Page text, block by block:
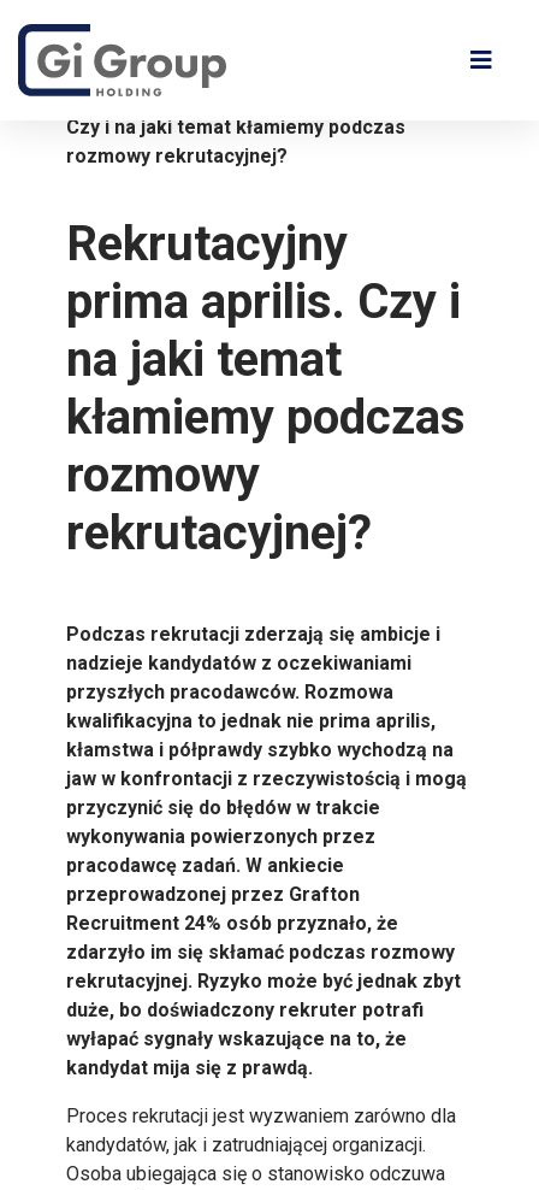
Czy i na jaki temat kłamiemy podczas
rozmowy rekrutacyjnej?
Rekrutacyjny
prima aprilis. Czy i
na jaki temat
kłamiemy podczas
rozmowy
rekrutacyjnej?
Podczas rekrutacji zderzają się ambicje i
nadzieje kandydatów z oczekiwaniami
przyszłych pracodawców. Rozmowa
kwalifikacyjna to jednak nie prima aprilis,
kłamstwa i półprawdy szybko wychodzą na
jaw w konfrontacji z rzeczywistością i mogą
przyczynić się do błędów w trakcie
wykonywania powierzonych przez
pracodawcę zadań. W ankiecie
przeprowadzonej przez Grafton
Recruitment 24% osób przyznało, że
zdarzyło im się skłamać podczas rozmowy
rekrutacyjnej. Ryzyko może być jednak zbyt
duże, bo doświadczony rekruter potrafi
wyłapać sygnały wskazujące na to, że
kandydat mija się z prawdą.
Proces rekrutacji jest wyzwaniem zarówno dla
kandydatów, jak i zatrudniającej organizacji.
Osoba ubiegająca się o stanowisko odczuwa